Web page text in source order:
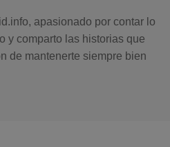
apasionado por contar lo
y comparto las historias que
de mantenerte siempre bien